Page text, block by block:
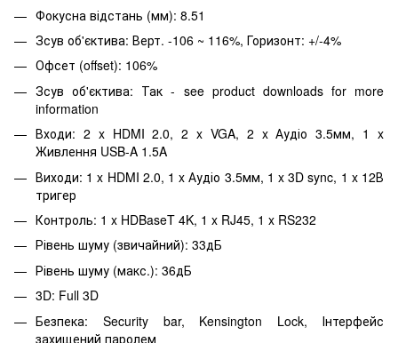
Фокусна відстань (мм): 8.51
Зсув об'єктива: Верт. -106 ~ 116%, Горизонт: +/-4%
Офсет (offset): 106%
Зсув об'єктива: Так - see product downloads for more
information
Входи: 2 x HDMI 2.0, 2 x VGA, 2 x Аудіо 3.5мм, 1 x
Живлення USB-A 1.5A
Виходи: 1 x HDMI 2.0, 1 x Аудіо 3.5мм, 1 x 3D sync, 1 x 12В
тригер
Контроль: 1 x HDBaseT 4K, 1 x RJ45, 1 x RS232
Рівень шуму (звичайний): 33дБ
Рівень шуму (макс.): 36дБ
3D: Full 3D
Безпека: Security bar, Kensington Lock, Інтерфейс
захищений паролем